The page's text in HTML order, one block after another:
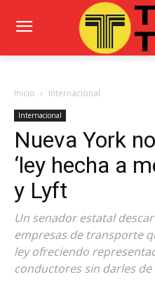
Inicio Internacional
Internacional
Nueva York
‘ley hecha a
y Lyft
Un senador estatal
empresas de transporte
ley ofreciendo
conductores sin darles